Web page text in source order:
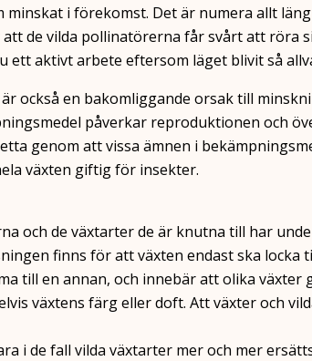
minskat i förekomst. Det är numera allt
de vilda pollinatörerna får svårt att röra
ett aktivt arbete eftersom läget blivit så
också en bakomliggande orsak till
påverkar reproduktionen och
genom att vissa ämnen i
växten giftig för insekter.
och de växtarter de är knutna till har
finns för att växten endast ska locka
till en annan, och innebär att olika
växtens färg eller doft. Att växter och
i de fall vilda växtarter mer och mer